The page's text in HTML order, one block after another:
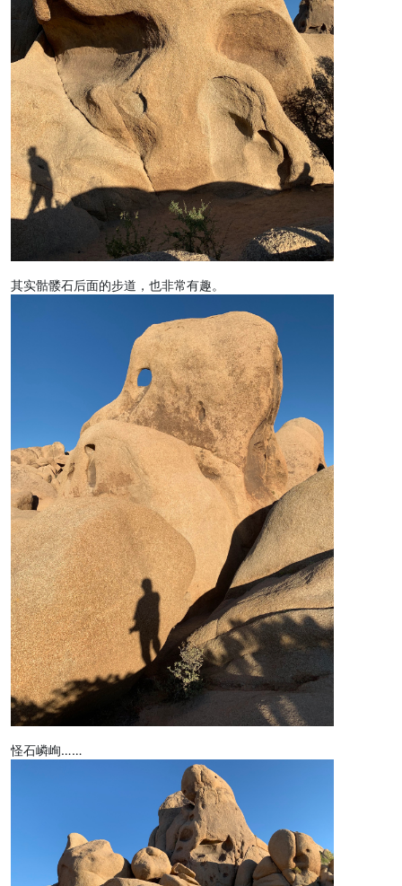
其实骷髅石后面的步道，也非常有趣。
怪石嶙峋……